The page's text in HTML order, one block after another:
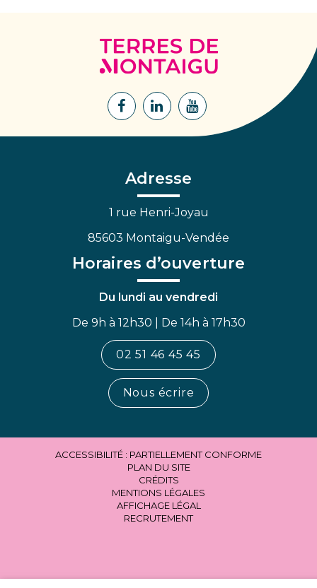
Terres
de
Montaigu
Lien
Facebook
Lien
Lien
Adresse
1 rue Henri-Joyau
85603 Montaigu-Vendée
Horaires d’ouverture
Du lundi au vendredi
De 9h à 12h30 | De 14h à 17h30
02 51 46 45 45
Nous écrire
ACCESSIBILITÉ : PARTIELLEMENT CONFORME
PLAN DU SITE
CRÉDITS
MENTIONS LÉGALES
AFFICHAGE LÉGAL
RECRUTEMENT